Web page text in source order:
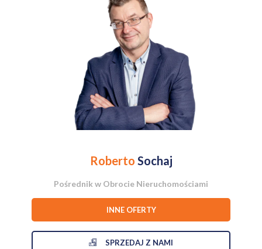
- przestrzeń mieszkalna z możliwością wydzielenia niezależnego
( powierzchnia ok 85,6 m² o wysokości ponad 4m),
Poziom -1 (piwnica): ,
- 3 pomieszczenia gospodarcze i użytkowe,
Działka o powierzchni 300 m² zapewnia komfortową przestrzeń do
murowany basen, który stanowi unikalny atut
nieruchomości i daje możliwość stworzenia prywatnej strefy
wypoczynkowej, tarasu lub zielonej strefy dla dzieci.
Roberto Sochaj
Pośrednik w Obrocie Nieruchomościami
INNE OFERTY
SPRZEDAJ Z NAMI